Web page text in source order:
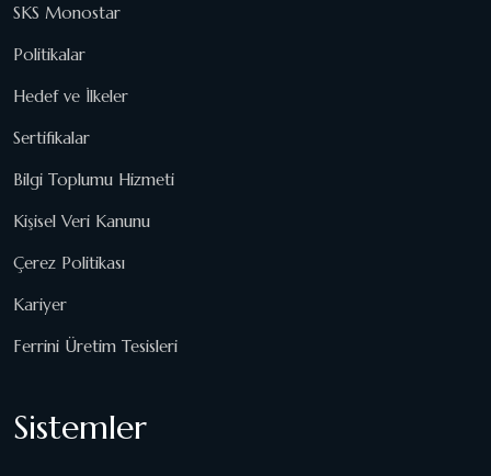
SKS Monostar
Politikalar
Hedef ve İlkeler
Sertifikalar
Bilgi Toplumu Hizmeti
Kişisel Veri Kanunu
Çerez Politikası
Kariyer
Ferrini Üretim Tesisleri
Sistemler